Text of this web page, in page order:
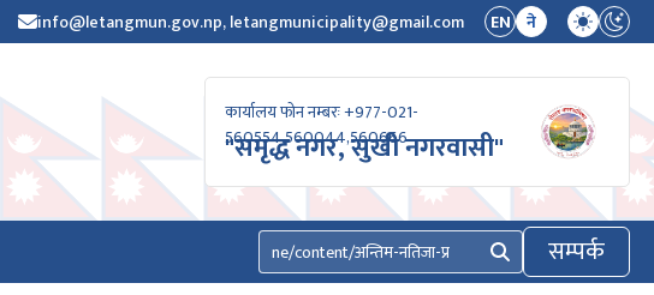
info@letangmun.gov.np, letangmunicipality@gmail.com EN ने
कार्यालय फोन नम्बरः +977-021-
560554,560044,560666
"समृद्ध नगर, सुखी नगरवासी"
खोज्नुहोस् सम्पर्क